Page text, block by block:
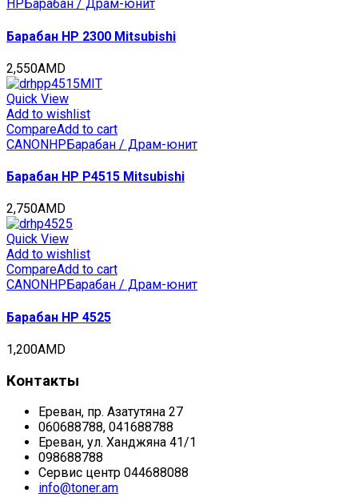
HP Барабан / Драм-юнит
Барабан HP 2300 Mitsubishi
2,550AMD
Quick View
Add to wishlist
CompareAdd to cart
CANONHPБарабан / Драм-юнит
Барабан HP P4515 Mitsubishi
2,750AMD
Quick View
Add to wishlist
CompareAdd to cart
CANON HP Барабан / Драм-юнит
Барабан HP 4525
1,200AMD
Контакты
Ереван, пр. Азатутяна 27
060688788, 041688788
Ереван, ул. Ханджяна 41/1
098688788
Сервис центр 044688088
info@toner.am